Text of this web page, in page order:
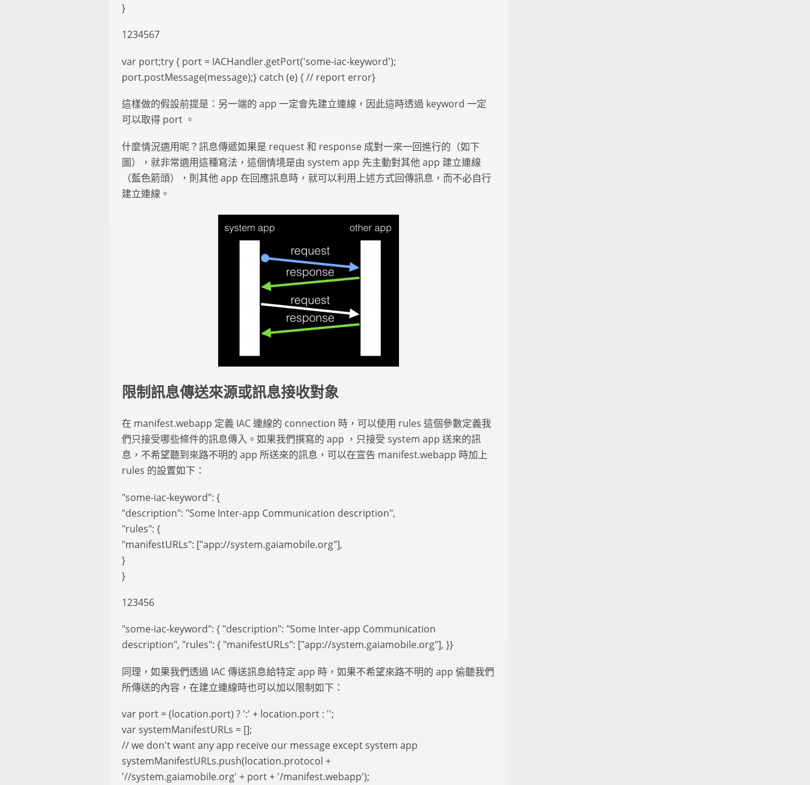
}
1234567
var port;try { port = IACHandler.getPort('some-iac-keyword');
port.postMessage(message);} catch (e) { // report error}
這樣做的假設前提是：另一端的 app 一定會先建立連線，因此這時透過 keyword 一定
可以取得 port 。
什麼情況適用呢？訊息傳遞如果是 request 和 response 成對一來一回進行的（如下
圖），就非常適用這種寫法，這個情境是由 system app 先主動對其他 app 建立連線
（藍色箭頭），則其他 app 在回應訊息時，就可以利用上述方式回傳訊息，而不必自行
建立連線。
限制訊息傳送來源或訊息接收對象
在 manifest.webapp 定義 IAC 連線的 connection 時，可以使用 rules 這個參數定義我
們只接受哪些條件的訊息傳入。如果我們撰寫的 app ，只接受 system app 送來的訊
息，不希望聽到來路不明的 app 所送來的訊息，可以在宣告 manifest.webapp 時加上
rules 的設置如下：
"some-iac-keyword": {
"description": "Some Inter-app Communication description",
"rules": {
"manifestURLs": ["app://system.gaiamobile.org"],
}
}
123456
"some-iac-keyword": { "description": "Some Inter-app Communication
description", "rules": { "manifestURLs": ["app://system.gaiamobile.org"], }}
同理，如果我們透過 IAC 傳送訊息給特定 app 時，如果不希望來路不明的 app 偷聽我們
所傳送的內容，在建立連線時也可以加以限制如下：
var port = (location.port) ? ':' + location.port : '';
var systemManifestURLs = [];
// we don't want any app receive our message except system app
systemManifestURLs.push(location.protocol +
'//system.gaiamobile.org' + port + '/manifest.webapp');